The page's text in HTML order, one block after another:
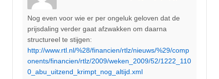
Nog even voor wie er per ongeluk geloven dat de
prijsdaling verder gaat afzwakken om daarna
structureel te stijgen:
http://www.rtl.nl/%28/financien/rtlz/nieuws/%29/comp
onents/financien/rtlz/2009/weken_2009/52/1222_110
0_abu_uitzend_krimpt_nog_altijd.xml